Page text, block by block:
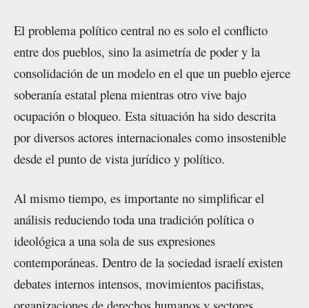
El problema político central no es solo el conflicto
entre dos pueblos, sino la asimetría de poder y la
consolidación de un modelo en el que un pueblo ejerce
soberanía estatal plena mientras otro vive bajo
ocupación o bloqueo. Esta situación ha sido descrita
por diversos actores internacionales como insostenible
desde el punto de vista jurídico y político.
Al mismo tiempo, es importante no simplificar el
análisis reduciendo toda una tradición política o
ideológica a una sola de sus expresiones
contemporáneas. Dentro de la sociedad israelí existen
debates internos intensos, movimientos pacifistas,